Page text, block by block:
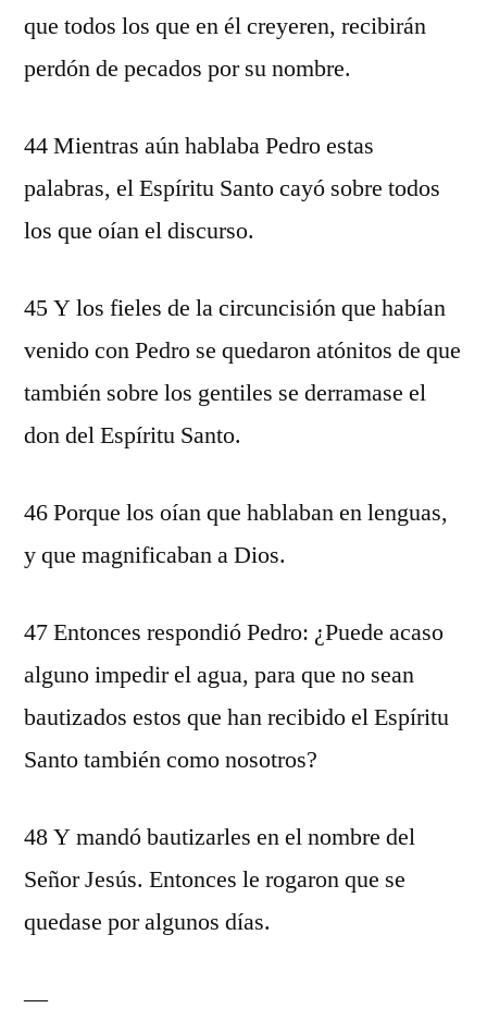
que todos los que en él creyeren, recibirán
perdón de pecados por su nombre.
44 Mientras aún hablaba Pedro estas
palabras, el Espíritu Santo cayó sobre todos
los que oían el discurso.
45 Y los fieles de la circuncisión que habían
venido con Pedro se quedaron atónitos de que
también sobre los gentiles se derramase el
don del Espíritu Santo.
46 Porque los oían que hablaban en lenguas,
y que magnificaban a Dios.
47 Entonces respondió Pedro: ¿Puede acaso
alguno impedir el agua, para que no sean
bautizados estos que han recibido el Espíritu
Santo también como nosotros?
48 Y mandó bautizarles en el nombre del
Señor Jesús. Entonces le rogaron que se
quedase por algunos días.
—